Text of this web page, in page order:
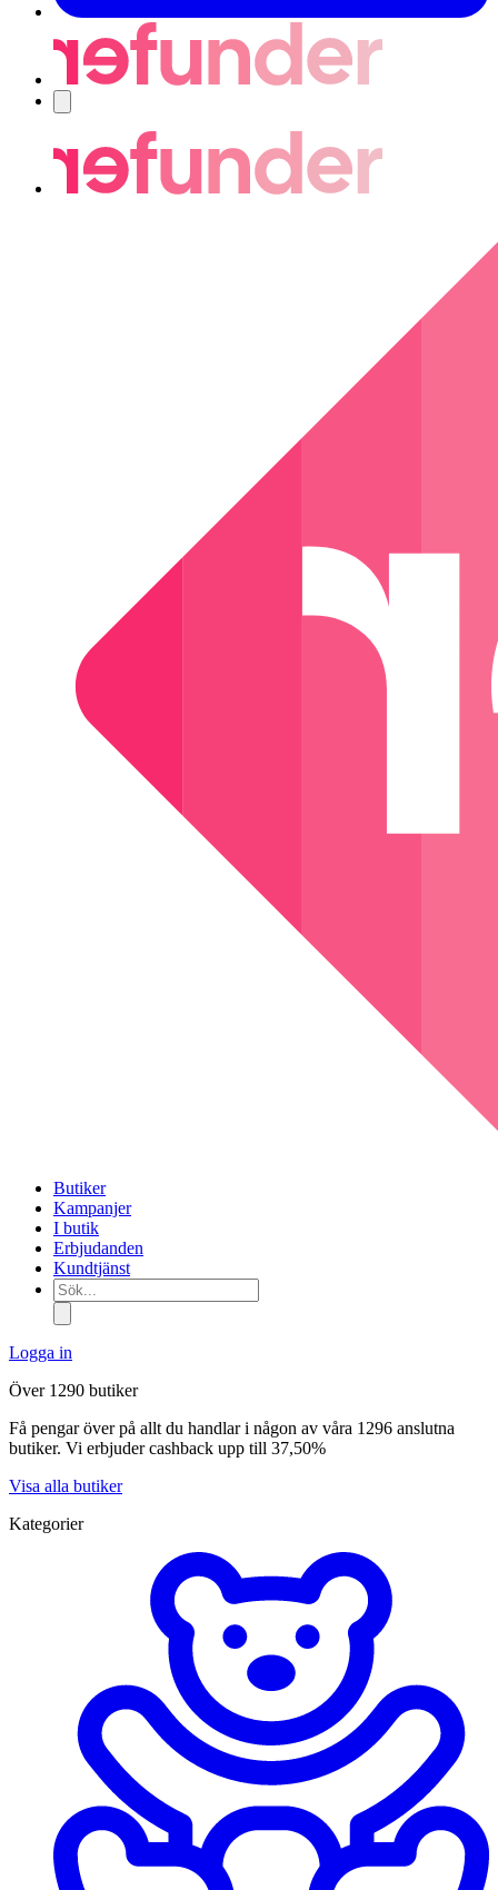
Butiker
Kampanjer
I butik
Erbjudanden
Kundtjänst
Sök...
Logga in
Över 1290 butiker
Få pengar över på allt du handlar i någon av våra 1296 anslutna
butiker. Vi erbjuder cashback upp till 37,50%
Visa alla butiker
Kategorier